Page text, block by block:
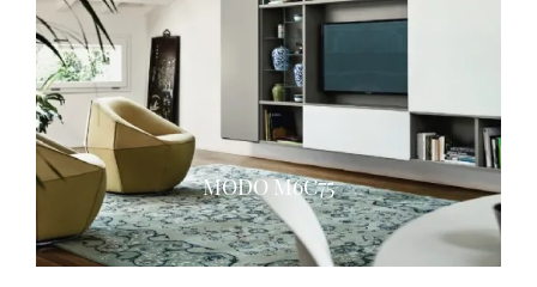
MODO M6C75